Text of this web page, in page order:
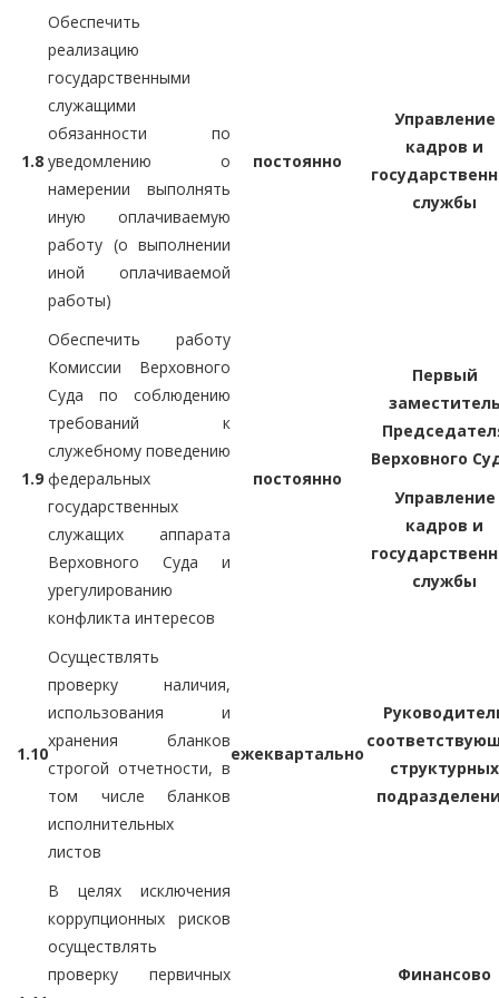
1.8
Обеспечить
реализацию
государственными
служащими
обязанности по
уведомлению о
намерении выполнять
иную оплачиваемую
работу (о выполнении
иной оплачиваемой
работы)
постоянно
Управление
кадров и
службы
1.9
Обеспечить работу
Комиссии Верховного
Суда по соблюдению
требований к
служебному поведению
федеральных
государственных
служащих аппарата
Верховного Суда и
урегулированию
конфликта интересов
постоянно
Первый
Верховного
Управление
кадров и
службы
1.10
Осуществлять
проверку наличия,
использования и
хранения бланков
строгой отчетности, в
том числе бланков
исполнительных
листов
ежеквартально
структурных
В целях исключения
коррупционных рисков
осуществлять
проверку первичных
Финансово